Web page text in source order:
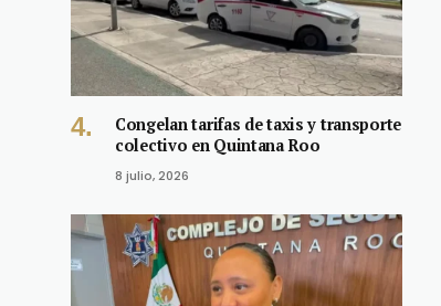
Congelan tarifas de taxis y transporte
colectivo en Quintana Roo
8 julio, 2026